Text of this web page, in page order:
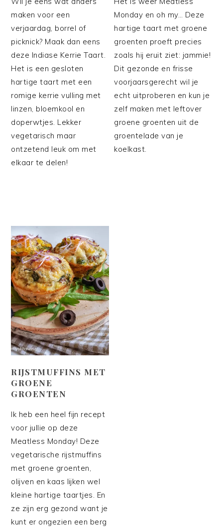
maken voor een
verjaardag, borrel of
picknick? Maak dan eens
deze Indiase Kerrie Taart.
Het is een gesloten
hartige taart met een
romige kerrie vulling met
linzen, bloemkool en
doperwtjes. Lekker
vegetarisch maar
ontzetend leuk om met
elkaar te delen!
Monday en oh my… Deze
hartige taart met groene
groenten proeft precies
zoals hij eruit ziet: jammie!
Dit gezonde en frisse
voorjaarsgerecht wil je
echt uitproberen en kun je
zelf maken met leftover
groene groenten uit de
groentelade van je
koelkast.
RIJSTMUFFINS MET
GROENE
GROENTEN
Ik heb een heel fijn recept
voor jullie op deze
Meatless Monday! Deze
vegetarische rijstmuffins
met groene groenten,
olijven en kaas lijken wel
kleine hartige taartjes. En
ze zijn erg gezond want je
kunt er ongezien een berg